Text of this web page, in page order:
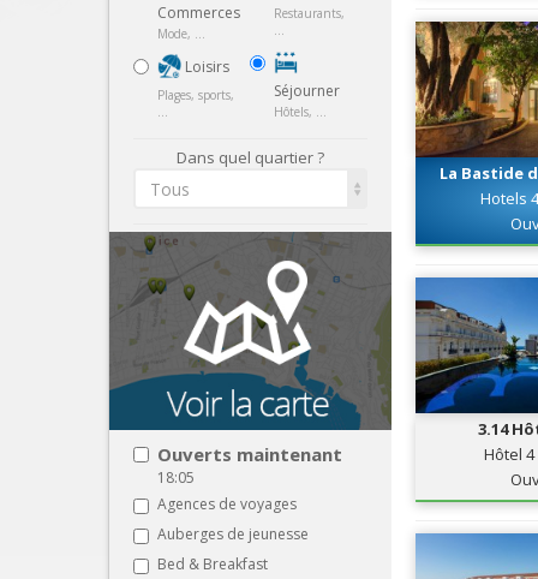
Commerces
Mode, ...
Loisirs
Plages, sports,
...
Restaurants,
...
Séjourner
Hôtels, ...
Dans quel quartier ?
Tous
Ouverts maintenant
18:05
Agences de voyages
Auberges de jeunesse
Bed & Breakfast
La Bastide
Hotels
3.14
Hôtel